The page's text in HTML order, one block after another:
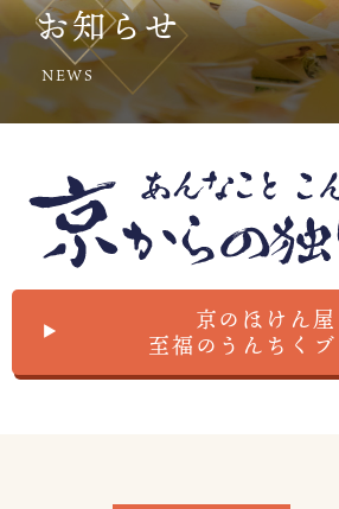
お知らせ
NEWS
▲
京のほけん屋
至福のうんちく